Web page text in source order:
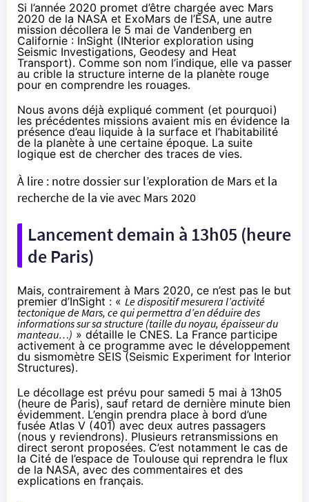
Si l’année 2020 promet d’être chargée avec Mars
2020 de la NASA et ExoMars de l’ESA, une autre
mission décollera le 5 mai de Vandenberg en
Californie : InSight (INterior exploration using
Seismic Investigations, Geodesy and Heat
Transport). Comme son nom l’indique, elle va passer
au crible la structure interne de la planète rouge
pour en comprendre les rouages.
Nous avons déjà expliqué comment (et pourquoi)
les précédentes missions avaient mis en évidence la
présence d’eau liquide à la surface et l’habitabilité
de la planète à une certaine époque. La suite
logique est de chercher des traces de vies.
À lire : notre dossier sur l’exploration de Mars et la
recherche de la vie avec Mars 2020
Lancement demain à 13h05 (heure
de Paris)
Mais, contrairement à Mars 2020, ce n’est pas le but
premier d’InSight : « Le dispositif mesurera l’activité
tectonique de Mars, ce qui permettra d’en déduire des
informations sur sa structure (taille du noyau, épaisseur du
manteau…) » détaille le CNES. La France participe
activement à ce programme avec le développement
du sismomètre SEIS (Seismic Experiment for Interior
Structures).
Le décollage est prévu pour samedi 5 mai à 13h05
(heure de Paris), sauf retard de dernière minute bien
évidemment. L’engin prendra place à bord d’une
fusée Atlas V (401) avec deux autres passagers
(nous y reviendrons). Plusieurs retransmissions en
direct seront proposées. C’est notamment le cas de
la Cité de l’espace de Toulouse qui reprendra le flux
de la NASA, avec des commentaires et des
explications en français.